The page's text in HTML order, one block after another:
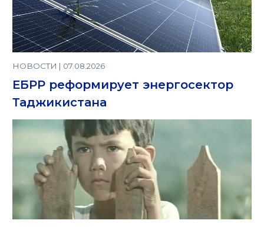
НОВОСТИ | 07.08.2026
ЕБРР реформирует энергосектор
Таджикистана